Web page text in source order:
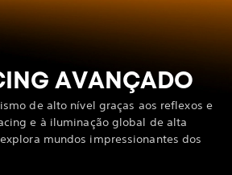
AVANÇADO
de alto nível graças aos reflexos e
e à iluminação global de alta
mundos impressionantes dos